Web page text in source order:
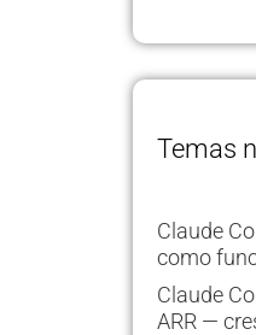
Temas
Claude
como
Claude
ARR —